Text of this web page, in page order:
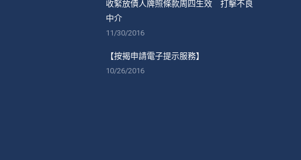
收緊放債人牌照條款周四生效 打擊不良
中介
11/30/2016
【按揭申請電子提示服務】
10/26/2016